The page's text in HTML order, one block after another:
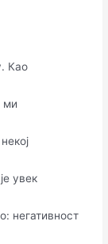
Као
ми
увек
негативност